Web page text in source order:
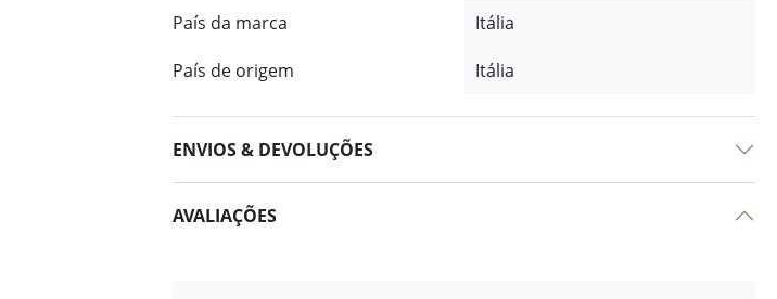
País da marca
Itália
País de origem
Itália
ENVIOS & DEVOLUÇÕES
AVALIAÇÕES